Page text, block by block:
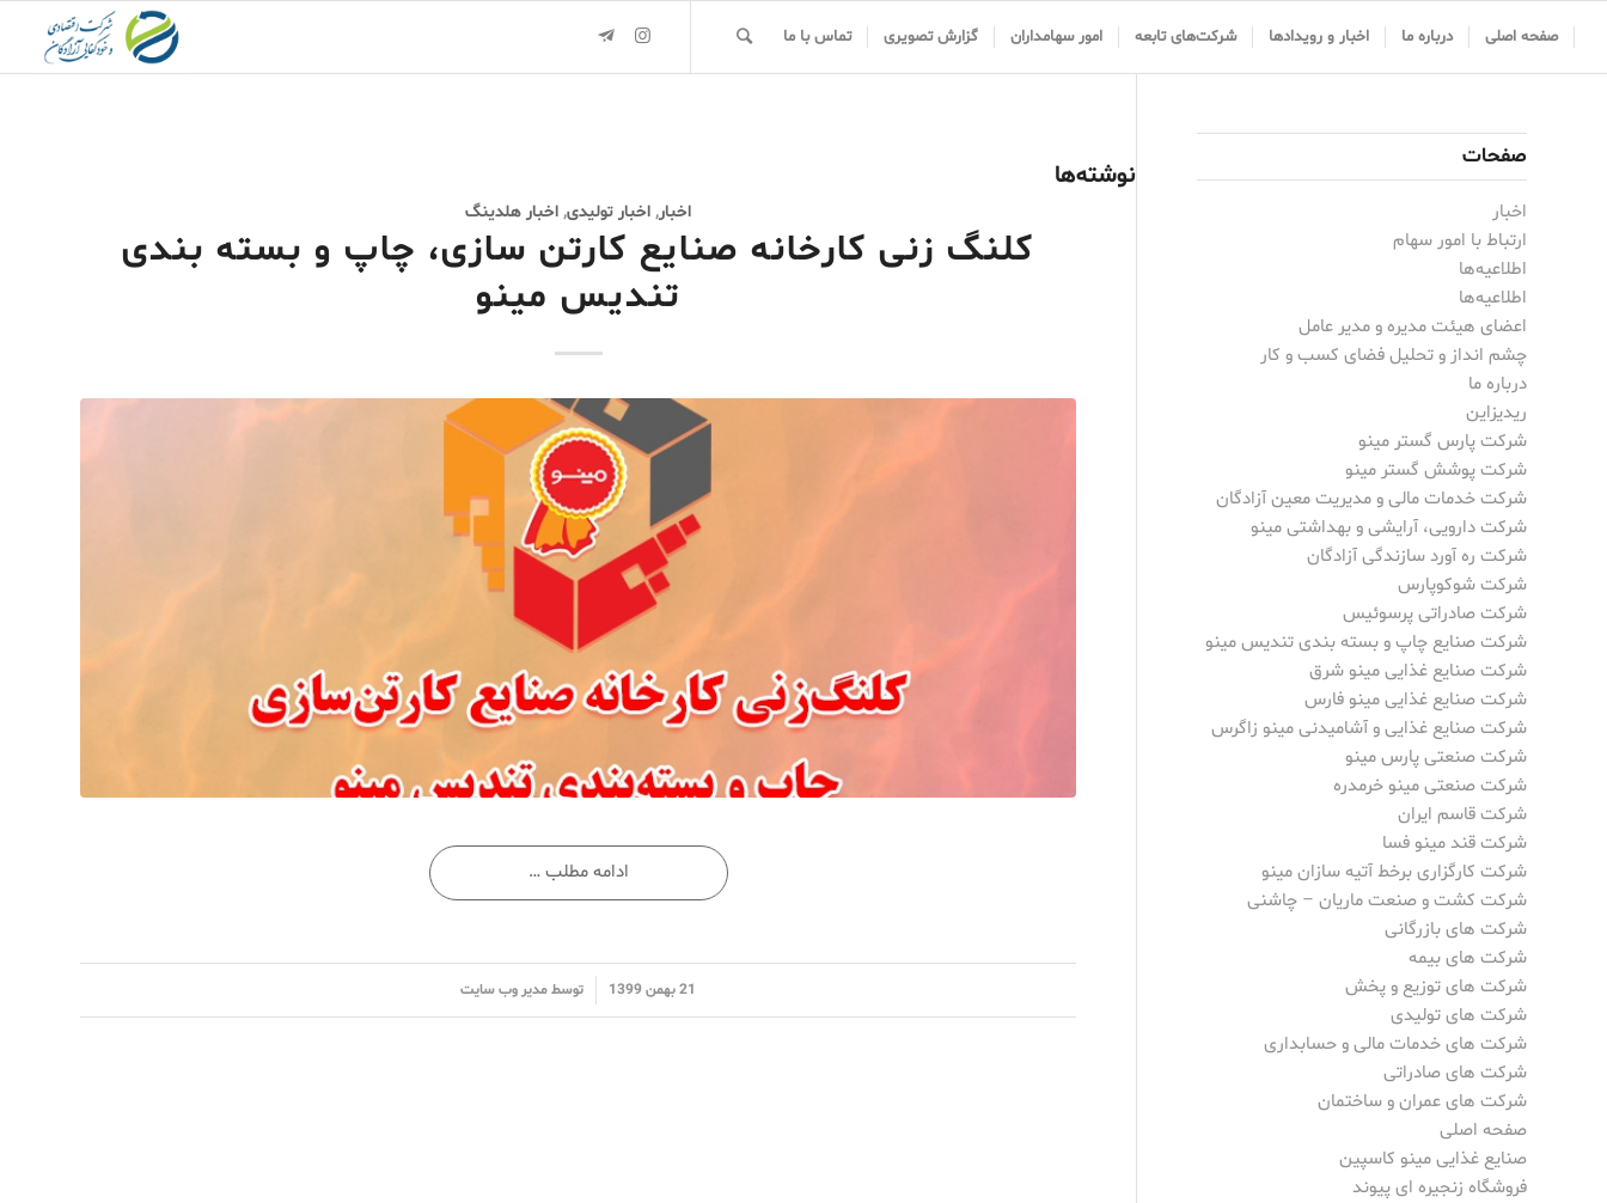
صفحه اصلی درباره ما اخبار و رویدادها شرکت‌های تابعه امور سهامداران گزارش تصویری تماس با ما
نوشته‌ها
اخبار, اخبار تولیدی, اخبار هلدینگ
کلنگ زنی کارخانه صنایع کارتن سازی، چاپ و بسته بندی
تندیس مینو
ادامه مطلب …
21 بهمن 1399/ توسطمدیر وب سایت
صفحات
اخبار
ارتباط با امور سهام
اطلاعیه‌ها
اطلاعیه‌ها
اعضای هیئت مدیره و مدیر عامل
چشم انداز و تحلیل فضای کسب و کار
درباره ما
ریدیزاین
شرکت پارس گستر مینو
شرکت پوشش گستر مینو
شرکت خدمات مالی و مدیریت معین آزادگان
شرکت دارویی، آرایشی و بهداشتی مینو
شرکت ره آورد سازندگی آزادگان
شرکت شوکوپارس
شرکت صادراتی پرسوئیس
شرکت صنایع چاپ و بسته بندی تندیس مینو
شرکت صنایع غذایی مینو شرق
شرکت صنایع غذایی مینو فارس
شرکت صنایع غذایی و آشامیدنی مینو زاگرس
شرکت صنعتی پارس مینو
شرکت صنعتی مینو خرمدره
شرکت قاسم ایران
شرکت قند مینو فسا
شرکت کارگزاری برخط آتیه سازان مینو
شرکت کشت و صنعت ماریان – چاشنی
شرکت های بازرگانی
شرکت های بیمه
شرکت های توزیع و پخش
شرکت های تولیدی
شرکت های خدمات مالی و حسابداری
شرکت های صادراتی
شرکت های عمران و ساختمان
صفحه اصلی
صنایع غذایی مینو کاسپین
فروشگاه زنجیره ای پیوند